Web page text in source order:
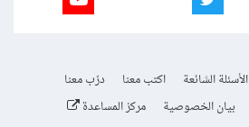
الأسئلة الشائعة اكتب معنا
درّب معنا
بيان الخصوصية مركز المساعدة